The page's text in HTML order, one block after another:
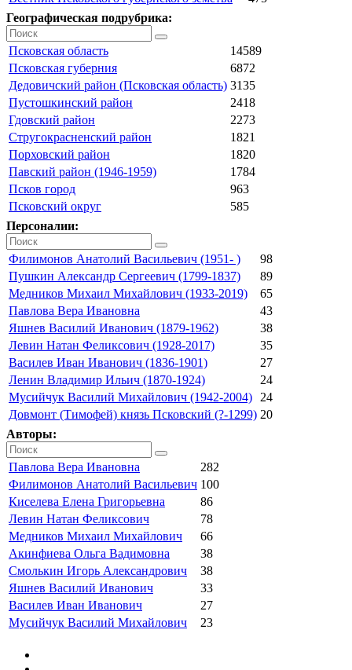
Географическая подрубрика:
Псковская область
14589
Псковская губерния
6872
Дедовичский район (Псковская область) 3135
Пустошкинский район
2418
Гдовский район
2273
Стругокрасненский район
1821
Порховский район
1820
Павский район (1946-1959)
1784
Псков город
963
Псковский округ
585
Персоналии:
Филимонов Анатолий Васильевич (1951- )
98
Пушкин Александр Сергеевич (1799-1837)
89
Медников Михаил Михайлович (1933-2019)
65
Павлова Вера Ивановна
43
Яшнев Василий Иванович (1879-1962)
38
Левин Натан Феликсович (1928-2017)
35
Василев Иван Иванович (1836-1901)
27
Ленин Владимир Ильич (1870-1924)
24
Мусийчук Василий Михайлович (1942-2004)
24
Довмонт (Тимофей) князь Псковский (?-1299) 20
Авторы:
Павлова Вера Ивановна
282
Филимонов Анатолий Васильевич 100
Киселева Елена Григорьевна
86
Левин Натан Феликсович
78
Медников Михаил Михайлович
66
Акинфиева Ольга Вадимовна
38
Смолькин Игорь Александрович
38
Яшнев Василий Иванович
33
Василев Иван Иванович
27
Мусийчук Василий Михайлович
23